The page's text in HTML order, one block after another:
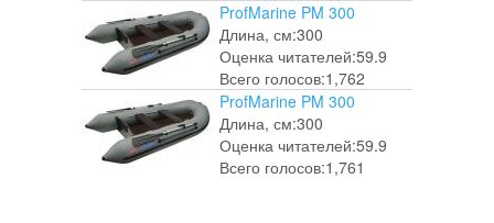
ProfMarine PM 300
Длина, см:300
Оценка читателей:59.9
Всего голосов:1,762
ProfMarine PM 300
Длина, см:300
Оценка читателей:59.9
Всего голосов:1,761